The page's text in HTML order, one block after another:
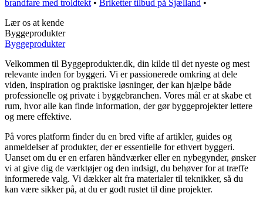
brandfare med troldtekt • Briketter tilbud på Sjælland •
Lær os at kende
Byggeprodukter
Byggeprodukter
Velkommen til Byggeprodukter.dk, din kilde til det nyeste og mest
relevante inden for byggeri. Vi er passionerede omkring at dele
viden, inspiration og praktiske løsninger, der kan hjælpe både
professionelle og private i byggebranchen. Vores mål er at skabe et
rum, hvor alle kan finde information, der gør byggeprojekter lettere
og mere effektive.
På vores platform finder du en bred vifte af artikler, guides og
anmeldelser af produkter, der er essentielle for ethvert byggeri.
Uanset om du er en erfaren håndværker eller en nybegynder, ønsker
vi at give dig de værktøjer og den indsigt, du behøver for at træffe
informerede valg. Vi dækker alt fra materialer til teknikker, så du
kan være sikker på, at du er godt rustet til dine projekter.